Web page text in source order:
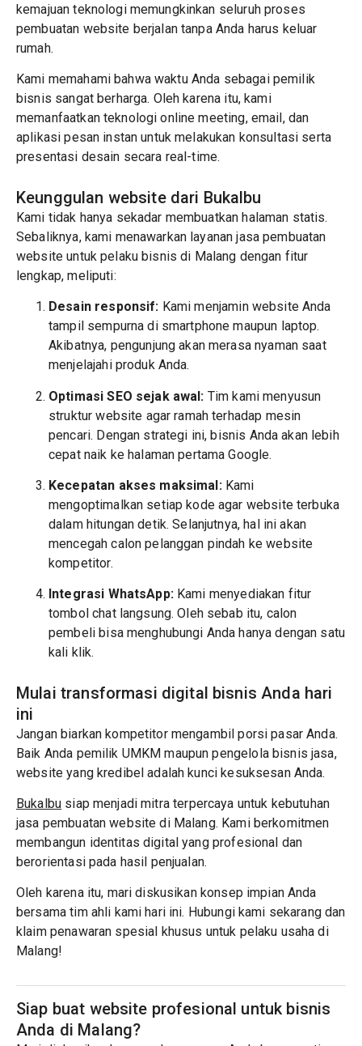
kemajuan teknologi memungkinkan seluruh proses
pembuatan website berjalan tanpa Anda harus keluar
rumah.
Kami memahami bahwa waktu Anda sebagai pemilik
bisnis sangat berharga. Oleh karena itu, kami
memanfaatkan teknologi online meeting, email, dan
aplikasi pesan instan untuk melakukan konsultasi serta
presentasi desain secara real-time.
Keunggulan website dari Bukalbu
Kami tidak hanya sekadar membuatkan halaman statis.
Sebaliknya, kami menawarkan layanan jasa pembuatan
website untuk pelaku bisnis di Malang dengan fitur
lengkap, meliputi:
Desain responsif: Kami menjamin website Anda
tampil sempurna di smartphone maupun laptop.
Akibatnya, pengunjung akan merasa nyaman saat
menjelajahi produk Anda.
Optimasi SEO sejak awal: Tim kami menyusun
struktur website agar ramah terhadap mesin
pencari. Dengan strategi ini, bisnis Anda akan lebih
cepat naik ke halaman pertama Google.
Kecepatan akses maksimal:Kami
mengoptimalkan setiap kode agar website terbuka
dalam hitungan detik. Selanjutnya, hal ini akan
mencegah calon pelanggan pindah ke website
kompetitor.
Integrasi WhatsApp:Kami menyediakan fitur
tombol chat langsung. Oleh sebab itu, calon
pembeli bisa menghubungi Anda hanya dengan satu
kali klik.
Mulai transformasi digital bisnis Anda hari
ini
Jangan biarkan kompetitor mengambil porsi pasar Anda.
Baik Anda pemilik UMKM maupun pengelola bisnis jasa,
website yang kredibel adalah kunci kesuksesan Anda.
Bukalbu siap menjadi mitra terpercaya untuk kebutuhan
jasa pembuatan website di Malang. Kami berkomitmen
membangun identitas digital yang profesional dan
berorientasi pada hasil penjualan.
Oleh karena itu, mari diskusikan konsep impian Anda
bersama tim ahli kami hari ini. Hubungi kami sekarang dan
klaim penawaran spesial khusus untuk pelaku usaha di
Malang!
Siap buat website profesional untuk bisnis
Anda di Malang?